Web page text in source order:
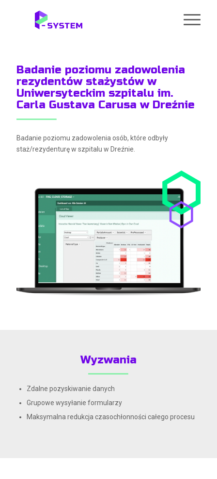
Badanie poziomu zadowolenia
rezydentów stażystów w
Uniwersyteckim szpitalu im.
Carla Gustava Carusa w Dreźnie
Badanie poziomu zadowolenia osób, które odbyły
staż/rezydenturę w szpitalu w Dreźnie.
Wyzwania
Zdalne pozyskiwanie danych
Grupowe wysyłanie formularzy
Maksymalna redukcja czasochłonności całego procesu